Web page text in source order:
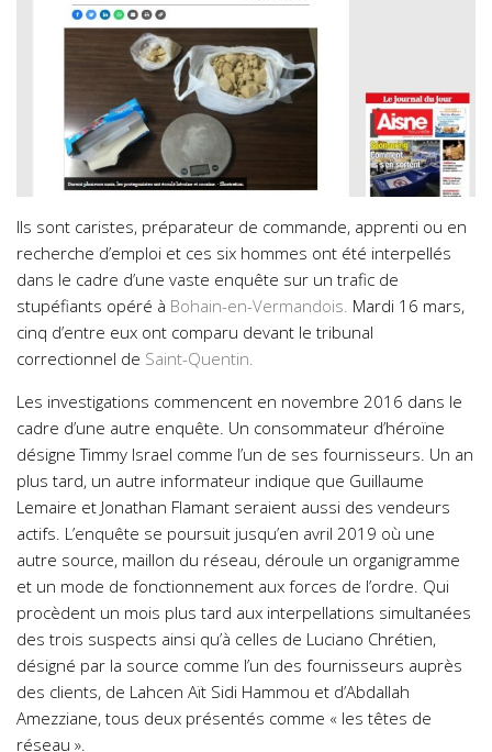
Ils sont caristes, préparateur de commande, apprenti ou en
recherche d’emploi et ces six hommes ont été interpellés
dans le cadre d’une vaste enquête sur un trafic de
stupéfiants opéré à Bohain-en-Vermandois. Mardi 16 mars,
cinq d’entre eux ont comparu devant le tribunal
correctionnel de Saint-Quentin.
Les investigations commencent en novembre 2016 dans le
cadre d’une autre enquête. Un consommateur d’héroïne
désigne Timmy Israel comme l’un de ses fournisseurs. Un an
plus tard, un autre informateur indique que Guillaume
Lemaire et Jonathan Flamant seraient aussi des vendeurs
actifs. L’enquête se poursuit jusqu’en avril 2019 où une
autre source, maillon du réseau, déroule un organigramme
et un mode de fonctionnement aux forces de l’ordre. Qui
procèdent un mois plus tard aux interpellations simultanées
des trois suspects ainsi qu’à celles de Luciano Chrétien,
désigné par la source comme l’un des fournisseurs auprès
des clients, de Lahcen Aït Sidi Hammou et d’Abdallah
Amezziane, tous deux présentés comme « les têtes de
réseau ».